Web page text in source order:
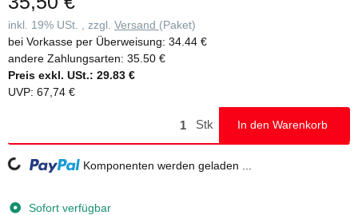
inkl. 19% USt. , zzgl. Versand (Paket)
bei Vorkasse per Überweisung: 34.44 €
andere Zahlungsarten: 35.50 €
Preis exkl. USt.: 29.83 €
UVP: 67,74 €
Stk In den Warenkorb
Loading... Komponenten werden geladen ...
Sofort verfügbar